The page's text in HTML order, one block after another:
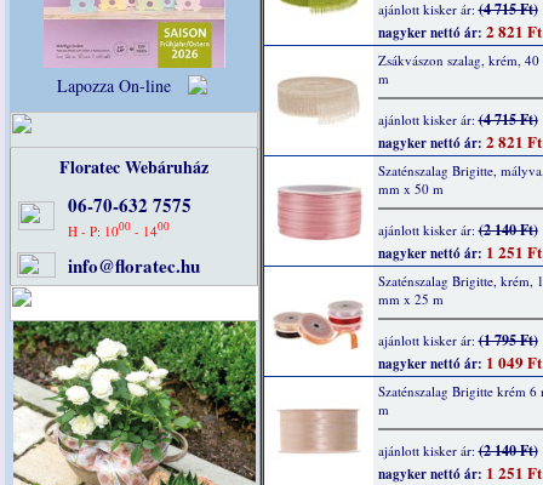
Lapozza On-line
Floratec Webáruház
06-70-632 7575
H - P: 1000 - 1400
info@floratec.hu
ajánlott kisker ár:(4 715 Ft)
nagyker nettó ár: 2 821 Ft
Zsákvászon szalag, krém,
m
ajánlott kisker ár:(4 715 Ft)
nagyker nettó ár: 2 821 Ft
Szaténszalag Brigitte,
mm x 50 m
ajánlott kisker ár:(2 140 Ft)
nagyker nettó ár: 1 251 Ft
Szaténszalag Brigitte, krém,
mm x 25 m
ajánlott kisker ár:(1 795 Ft)
nagyker nettó ár: 1 049 Ft
Szaténszalag Brigitte krém 6
m
ajánlott kisker ár:(2 140 Ft)
nagyker nettó ár: 1 251 Ft